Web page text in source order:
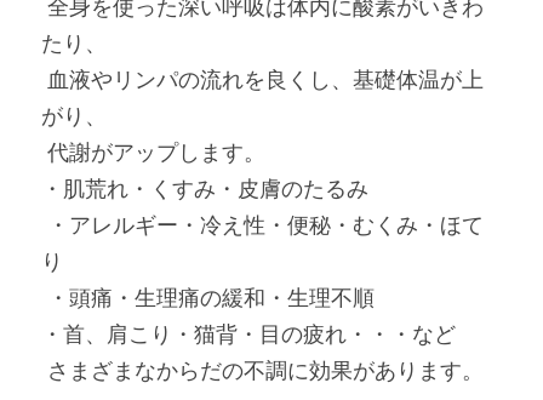
たり、
がり、
代謝がアップします。
・肌荒れ・くすみ・皮膚のたるみ
り
・頭痛・生理痛の緩和・生理不順
・首、肩こり・猫背・目の疲れ・・・など
さまざまなからだの不調に効果があります。